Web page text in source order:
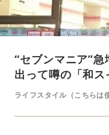
“セブンマニア”
出って噂の「和
ライフスタイル（こちらは